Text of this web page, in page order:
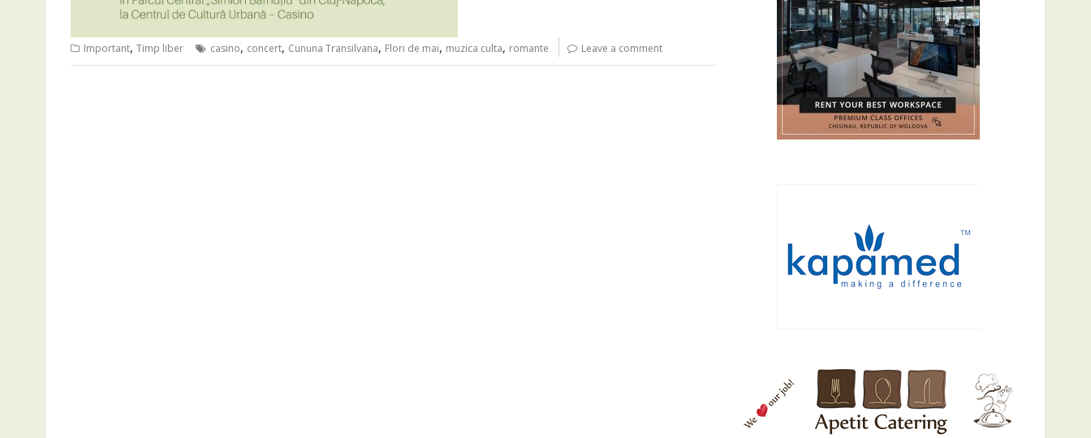
Important, Timp liber casino, concert, Cununa Transilvana, Flori de mai, muzica culta, romante Leave a comment